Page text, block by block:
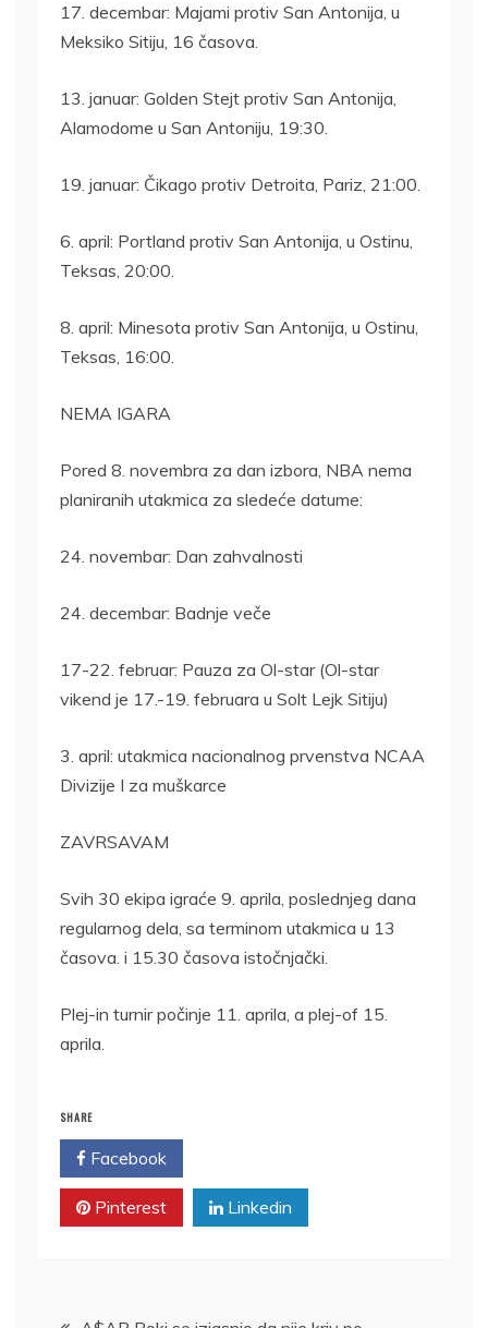
17. decembar: Majami protiv San Antonija, u
Meksiko Sitiju, 16 časova.
13. januar: Golden Stejt protiv San Antonija,
Alamodome u San Antoniju, 19:30.
19. januar: Čikago protiv Detroita, Pariz, 21:00.
6. april: Portland protiv San Antonija, u Ostinu,
Teksas, 20:00.
8. april: Minesota protiv San Antonija, u Ostinu,
Teksas, 16:00.
NEMA IGARA
Pored 8. novembra za dan izbora, NBA nema
planiranih utakmica za sledeće datume:
24. novembar: Dan zahvalnosti
24. decembar: Badnje veče
17-22. februar: Pauza za Ol-star (Ol-star
vikend je 17.-19. februara u Solt Lejk Sitiju)
3. april: utakmica nacionalnog prvenstva NCAA
Divizije I za muškarce
ZAVRSAVAM
Svih 30 ekipa igraće 9. aprila, poslednjeg dana
regularnog dela, sa terminom utakmica u 13
časova. i 15.30 časova istočnjački.
Plej-in turnir počinje 11. aprila, a plej-of 15.
aprila.
SHARE
Facebook
Pinterest Linkedin